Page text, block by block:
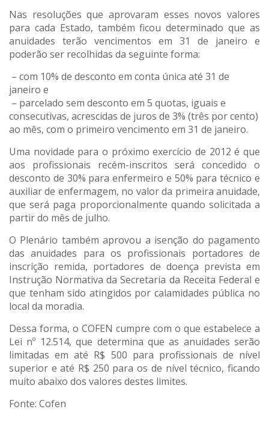
Nas resoluções que aprovaram esses novos valores
para cada Estado, também ficou determinado que as
anuidades terão vencimentos em 31 de janeiro e
poderão ser recolhidas da seguinte forma:
– com 10% de desconto em conta única até 31 de
janeiro e
– parcelado sem desconto em 5 quotas, iguais e
consecutivas, acrescidas de juros de 3% (três por cento)
ao mês, com o primeiro vencimento em 31 de janeiro.
Uma novidade para o próximo exercício de 2012 é que
aos profissionais recém-inscritos será concedido o
desconto de 30% para enfermeiro e 50% para técnico e
auxiliar de enfermagem, no valor da primeira anuidade,
que será paga proporcionalmente quando solicitada a
partir do mês de julho.
O Plenário também aprovou a isenção do pagamento
das anuidades para os profissionais portadores de
inscrição remida, portadores de doença prevista em
Instrução Normativa da Secretaria da Receita Federal e
que tenham sido atingidos por calamidades pública no
local da moradia.
Dessa forma, o COFEN cumpre com o que estabelece a
Lei nº 12.514, que determina que as anuidades serão
limitadas em até R$ 500 para profissionais de nível
superior e até R$ 250 para os de nível técnico, ficando
muito abaixo dos valores destes limites.
Fonte: Cofen